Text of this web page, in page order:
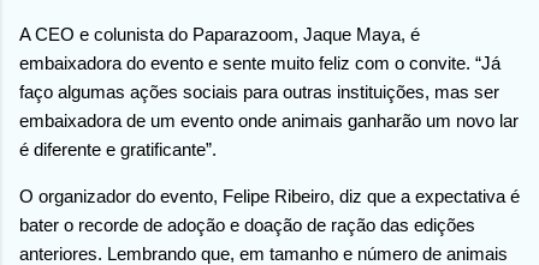
A CEO e colunista do Paparazoom, Jaque Maya, é
embaixadora do evento e sente muito feliz com o convite. “Já
faço algumas ações sociais para outras instituições, mas ser
embaixadora de um evento onde animais ganharão um novo lar
é diferente e gratificante”.
O organizador do evento, Felipe Ribeiro, diz que a expectativa é
bater o recorde de adoção e doação de ração das edições
anteriores. Lembrando que, em tamanho e número de animais